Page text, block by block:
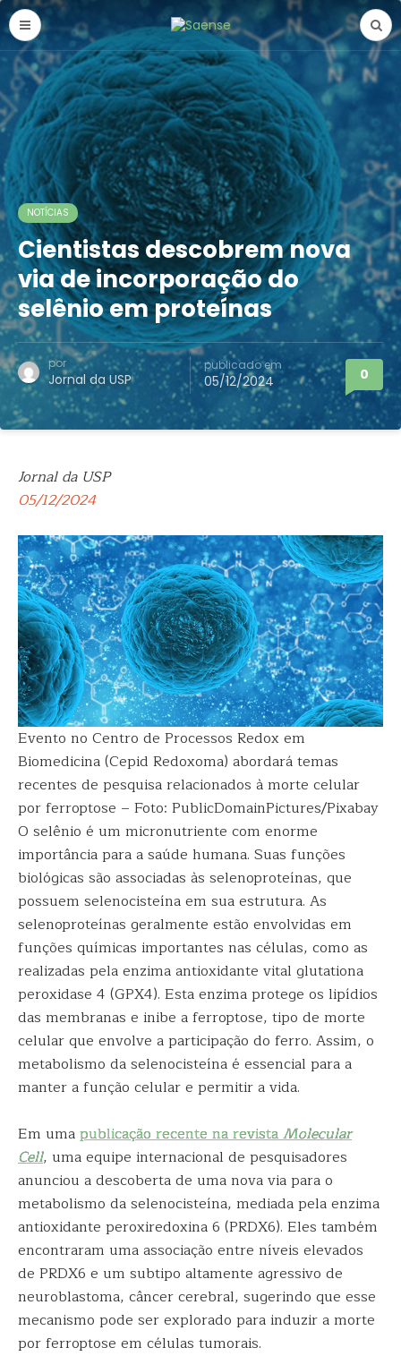
NOTÍCIAS
Cientistas descobrem nova
via de incorporação do
selênio em proteínas
por
Jornal da USP
publicado em
05/12/2024 0
Jornal da USP
05/12/2024
Evento no Centro de Processos Redox em
Biomedicina (Cepid Redoxoma) abordará temas
recentes de pesquisa relacionados à morte celular
por ferroptose – Foto: PublicDomainPictures/Pixabay
O selênio é um micronutriente com enorme
importância para a saúde humana. Suas funções
biológicas são associadas às selenoproteínas, que
possuem selenocisteína em sua estrutura. As
selenoproteínas geralmente estão envolvidas em
funções químicas importantes nas células, como as
realizadas pela enzima antioxidante vital glutationa
peroxidase 4 (GPX4). Esta enzima protege os lipídios
das membranas e inibe a ferroptose, tipo de morte
celular que envolve a participação do ferro. Assim, o
metabolismo da selenocisteína é essencial para a
manter a função celular e permitir a vida.
Em umapublicação recente na revistaMolecular
Cell, uma equipe internacional de pesquisadores
anunciou a descoberta de uma nova via para o
metabolismo da selenocisteína, mediada pela enzima
antioxidante peroxiredoxina 6 (PRDX6). Eles também
encontraram uma associação entre níveis elevados
de PRDX6 e um subtipo altamente agressivo de
neuroblastoma, câncer cerebral, sugerindo que esse
mecanismo pode ser explorado para induzir a morte
por ferroptose em células tumorais.